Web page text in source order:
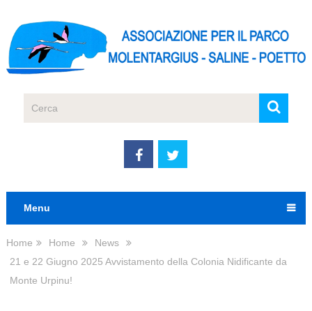
Menu
Home Home
News
21 e 22 Giugno 2025 Avvistamento della Colonia Nidificante da
Monte Urpinu!